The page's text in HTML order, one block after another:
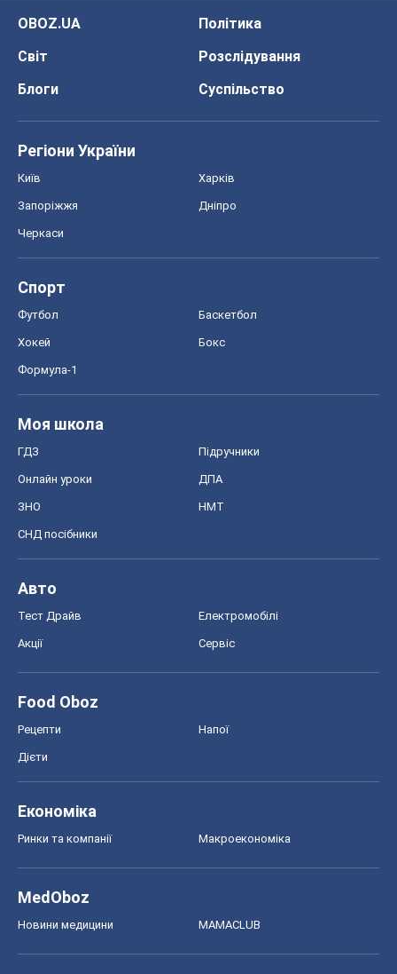
OBOZ.UA
Політика
Світ
Розслідування
Блоги
Суспільство
Регіони України
Київ Харків
Запоріжжя Дніпро
Черкаси
Спорт
Футбол Баскетбол
Хокей Бокс
Формула-1
Моя школа
ГДЗ Підручники
Онлайн уроки ДПА
ЗНО НМТ
СНД посібники
Авто
Тест Драйв Електромобілі
Акції Сервіс
Food Oboz
Рецепти Напої
Дієти
Економіка
Ринки та компанії Макроекономіка
MedOboz
Новини медицини MAMACLUB